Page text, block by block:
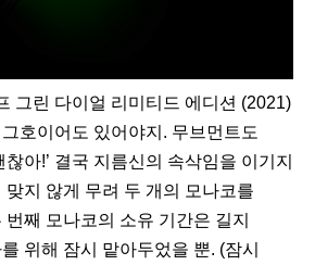
그린 다이얼 리미티드 에디션 (2021)
호이어도 있어야지. 무브먼트도
아!’ 결국 지름신의 속삭임을 이기지
맞지 않게 무려 두 개의 모나코를
째 모나코의 소유 기간은 길지
위해 잠시 맡아두었을 뿐. (잠시